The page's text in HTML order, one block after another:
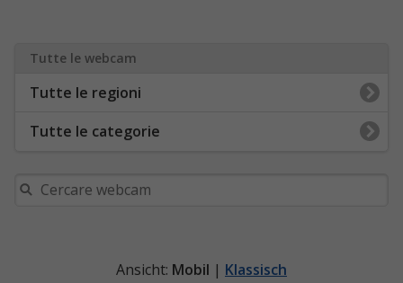
Tutte le webcam
Tutte le regioni
Tutte le categorie
Ansicht: Mobil | Klassisch